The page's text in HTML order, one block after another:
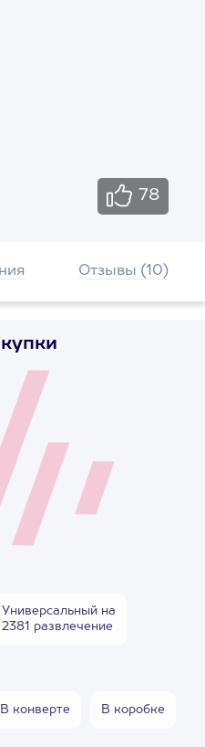
78
Отзывы (10)
Универсальный на
2381 развлечение
В конверте В коробке